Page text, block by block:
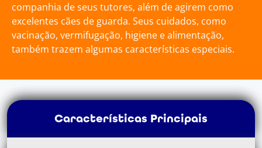
companhia de seus tutores, além de agirem como
excelentes cães de guarda. Seus cuidados, como
vacinação, vermifugação, higiene e alimentação,
também trazem algumas características especiais.
Características Principais